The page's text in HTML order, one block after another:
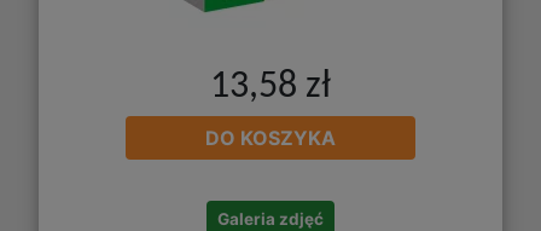
13,58 zł
DO KOSZYKA
Galeria zdjęć